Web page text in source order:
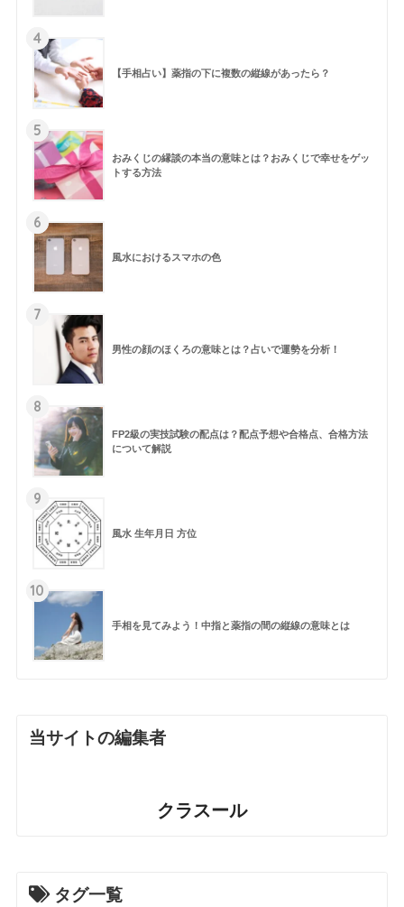
4
【手相占い】薬指の下に複数の縦線があったら？
5
おみくじの縁談の本当の意味とは？おみくじで幸せをゲッ
トする方法
6
風水におけるスマホの色
7
男性の顔のほくろの意味とは？占いで運勢を分析！
8
FP2級の実技試験の配点は？配点予想や合格点、合格方法
について解説
9
風水 生年月日 方位
10
手相を見てみよう！中指と薬指の間の縦線の意味とは
当サイトの編集者
クラスール
タグ一覧